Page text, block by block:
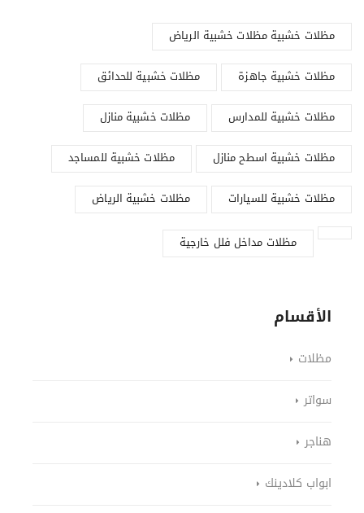
مظلات خشبية مظلات خشبية الرياض
مظلات خشبية للحدائق
مظلات خشبية جاهزة
مظلات خشبية منازل
مظلات خشبية للمدارس
مظلات خشبية للمساجد
مظلات خشبية اسطح منازل
مظلات خشبية الرياض
مظلات خشبية للسيارات
مظلات مداخل فلل خارجية
الأقسام
مظلات
سواتر
هناجر
ابواب كلادينك